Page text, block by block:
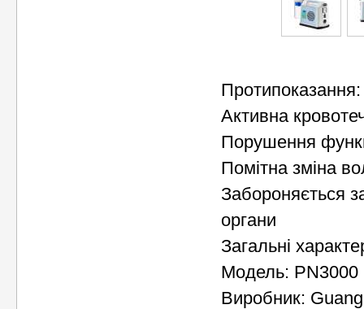
Протипоказання:
Активна
Порушення
Помітна зміна
Забороняється
органи
Загальні
Модель: PN3000
Виробник: